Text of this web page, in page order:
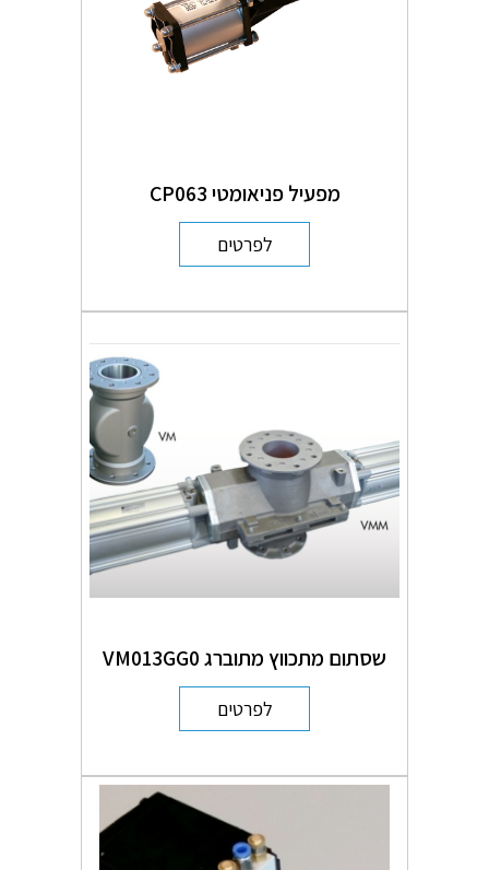
מפעיל פניאומטי CP063
לפרטים
שסתום מתכווץ מתוברג VM013GG0
לפרטים